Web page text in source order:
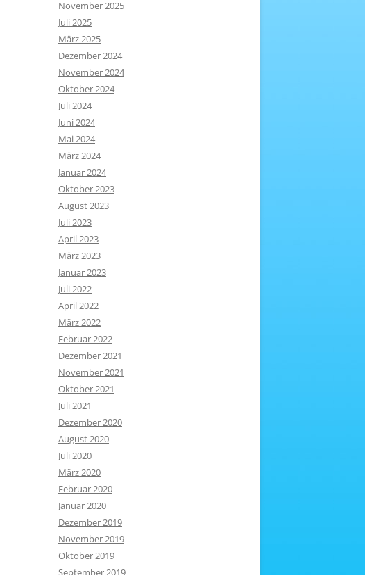
November 2025
Juli 2025
März 2025
Dezember 2024
November 2024
Oktober 2024
Juli 2024
Juni 2024
Mai 2024
März 2024
Januar 2024
Oktober 2023
August 2023
Juli 2023
April 2023
März 2023
Januar 2023
Juli 2022
April 2022
März 2022
Februar 2022
Dezember 2021
November 2021
Oktober 2021
Juli 2021
Dezember 2020
August 2020
Juli 2020
März 2020
Februar 2020
Januar 2020
Dezember 2019
November 2019
Oktober 2019
September 2019